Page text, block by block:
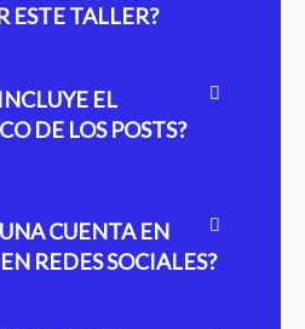
ESTE TALLER?
EL
DE LOS POSTS?
CUENTA EN
REDES SOCIALES?